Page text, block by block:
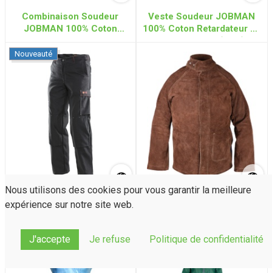
Combinaison Soudeur
JOBMAN 100% Coton
350g (Noir)
Veste Soudeur JOBMAN
100% Coton Retardateur de
Flamme 350g (Noir)
Nouveauté
Pantalon Soudeur JOBMAN
100% Coton Retardateur de
Nous utilisons des cookies pour vous garantir la meilleure
expérience sur notre site web.
J'accepte Je refuse Politique de confidentialité